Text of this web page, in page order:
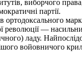
виборчого
партії.
революції —
ладу.
войовничого